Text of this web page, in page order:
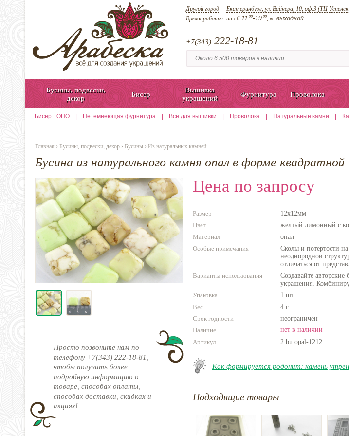
Другой город Екатеринбург, ул. Вайнера, 10, оф.3 (ТЦ
Время работы: пн-сб11 00-19 00, всвыходной
+7(343) 222-18-81
Бусины, подвески,
декор
Бисер
Вышивка
украшений
Фурнитура Проволока
Бисер TOHO Нетемнеющая фурнитура Всё для вышивки Проволока Натуральные камни
Главная › Бусины, подвески, декор › Бусины › Из натуральных камней
Бусина из натурального камня опал в форме
Просто позвоните нам по
телефону +7(343) 222-18-81,
чтобы получить более
подробную информацию о
товаре, способах оплаты,
способах доставки, скидках и
акциях!
Цена по запросу
Размер
12х12мм
Цвет
желтый лимонный с
Материал
опал
Особые примечания
Сколы и потертости
неоднородной
отличаться от
Варианты использования
Создавайте
украшения.
Упаковка
1 шт
Вес
4 г
Срок годности
неограничен
Наличие
нет в наличии
Артикул
2.bu.opal-1212
Как формируется родонит: камень
Подходящие товары